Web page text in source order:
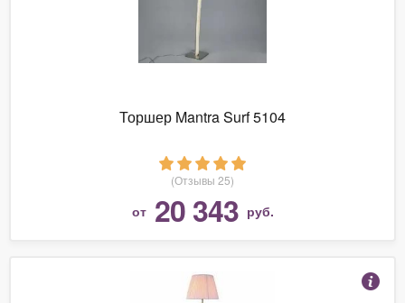
Торшер Mantra Surf 5104
(Отзывы 25)
от 20 343 руб.